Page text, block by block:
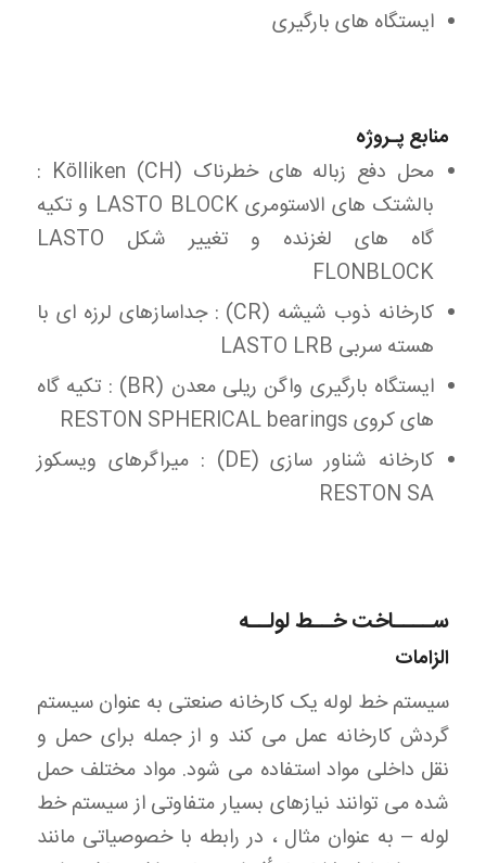
ایستگاه های بارگیری
منابع پـروژه
محل دفع زباله های خطرناک Kölliken (CH) :
بالشتک های الاستومری LASTO BLOCK و تکیه
گاه های لغزنده و تغییر شکل LASTO
FLONBLOCK
کارخانه ذوب شیشه (CR) : جداسازهای لرزه ای با
هسته سربی LASTO LRB
ایستگاه بارگیری واگن ریلی معدن (BR) : تکیه گاه
های کروی RESTON SPHERICAL bearings
کارخانه شناور سازی (DE) : میراگرهای ویسکوز
RESTON SA
ســــاخت خــط لولــه
الزامات
سیستم خط لوله یک کارخانه صنعتی به عنوان سیستم
گردش کارخانه عمل می کند و از جمله برای حمل و
نقل داخلی مواد استفاده می شود. مواد مختلف حمل
شده می توانند نیازهای بسیار متفاوتی از سیستم خط
لوله – به عنوان مثال ، در رابطه با خصوصیاتی مانند